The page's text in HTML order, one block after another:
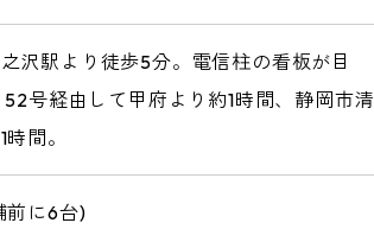
沢駅より徒歩5分。電信柱の看板が目
52号経由して甲府より約1時間、静岡市清
間。
前に6台)